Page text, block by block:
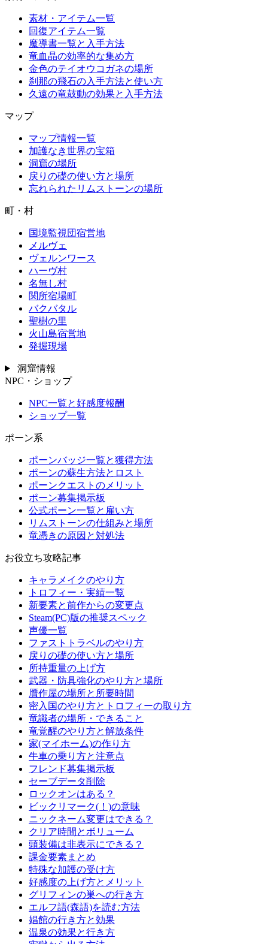
素材・アイテム一覧
回復アイテム一覧
魔導書一覧と入手方法
竜血晶の効率的な集め方
金色のテイオウコガネの場所
刹那の飛石の入手方法と使い方
久遠の竜鼓動の効果と入手方法
マップ
マップ情報一覧
加護なき世界の宝箱
洞窟の場所
戻りの礎の使い方と場所
忘れられたリムストーンの場所
町・村
国境監視団宿営地
メルヴェ
ヴェルンワース
ハーヴ村
名無し村
関所宿場町
バクバタル
聖樹の里
火山島宿営地
発掘現場
洞窟情報
NPC・ショップ
NPC一覧と好感度報酬
ショップ一覧
ポーン系
ポーンバッジ一覧と獲得方法
ポーンの蘇生方法とロスト
ポーンクエストのメリット
ポーン募集掲示板
公式ポーン一覧と雇い方
リムストーンの仕組みと場所
竜憑きの原因と対処法
お役立ち攻略記事
キャラメイクのやり方
トロフィー・実績一覧
新要素と前作からの変更点
Steam(PC)版の推奨スペック
声優一覧
ファストトラベルのやり方
戻りの礎の使い方と場所
所持重量の上げ方
武器・防具強化のやり方と場所
贋作屋の場所と所要時間
密入国のやり方とトロフィーの取り方
竜識者の場所・できること
竜覚醒のやり方と解放条件
家(マイホーム)の作り方
牛車の乗り方と注意点
フレンド募集掲示板
セーブデータ削除
ロックオンはある？
ビックリマーク(！)の意味
ニックネーム変更はできる？
クリア時間とボリューム
頭装備は非表示にできる？
課金要素まとめ
特殊な加護の受け方
好感度の上げ方とメリット
グリフィンの巣への行き方
エルフ語(森語)を読む方法
娼館の行き方と効果
温泉の効果と行き方